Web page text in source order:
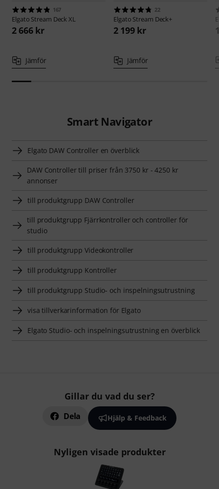
167
Elgato Stream Deck XL
2 666 kr
Jämför
22
Elgato Stream Deck+
2 199 kr
Jämför
Smart Navigator
Elgato DAW Controller en överblick
DAW Controller till priser från 3750 kr - 4250 kr
annonser
till produktgrupp DAW Controller
till produktgrupp Fjärrkontroller och controller för
studio
till produktgrupp Videokontroller
till produktgrupp Kontroller
till produktgrupp Studio- och inspelningsutrustning
visa tillverkarinformation för Elgato
Elgato Studio- och inspelningsutrustning en överblick
Gillar du vad du ser?
Dela Hjälp & Feedback
Nyligen visade produkter